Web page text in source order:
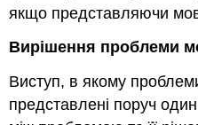
якщо представляючи
Вирішення проблеми
Виступ, в якому
представлені поруч